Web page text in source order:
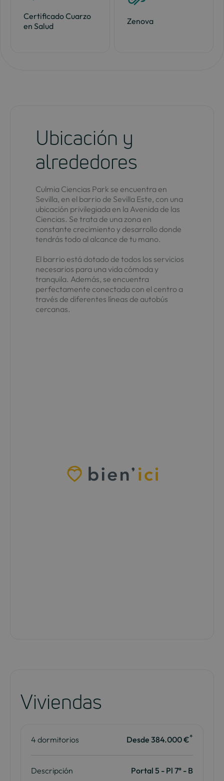
Certificado Cuarzo
en Salud
Zenova
Ubicación y
alrededores
Culmia Ciencias Park se encuentra en
Sevilla, en el barrio de Sevilla Este, con una
ubicación privilegiada en la Avenida de las
Ciencias. Se trata de una zona en
constante crecimiento y desarrollo donde
tendrás todo al alcance de tu mano.
El barrio está dotado de todos los servicios
necesarios para una vida cómoda y
tranquila. Además, se encuentra
perfectamente conectada con el centro a
través de diferentes líneas de autobús
cercanas.
Viviendas
4 dormitorios Desde 384.000 €*
Descripción
Portal 5 - Pl 7ª - B